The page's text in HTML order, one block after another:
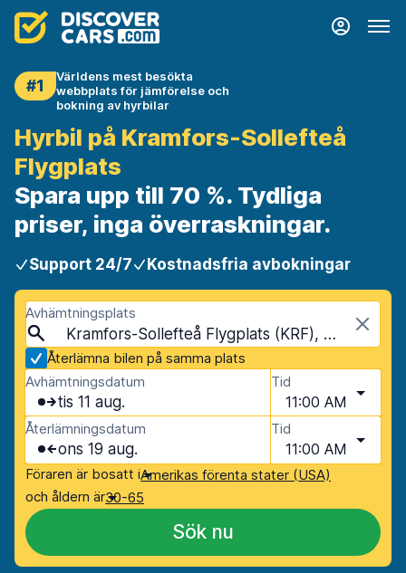
#1
Världens mest besökta
webbplats för jämförelse och
bokning av hyrbilar
Hyrbil på Kramfors-Sollefteå
Flygplats
Spara upp till 70 %. Tydliga
priser, inga överraskningar.
Support 24/7 Kostnadsfria avbokningar
Avhämtningsplats
Kramfors-Sollefteå Flygplats (KRF), Kramfors, Sverige
Återlämna bilen på samma plats
Avhämtningsdatum
tis 11 aug.
Tid
11:00 AM
Återlämningsdatum
ons 19 aug.
Tid
11:00 AM
Föraren är bosatt iAmerikas förenta stater (USA)
och åldern är30-65
Sök nu